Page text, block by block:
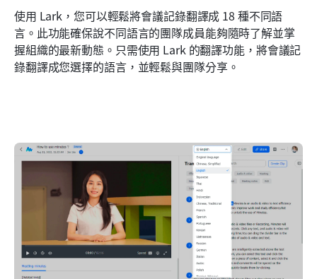
使用 Lark，您可以輕鬆將會議記錄翻譯成 18 種不同語
言。此功能確保說不同語言的團隊成員能夠隨時了解並掌
握組織的最新動態。只需使用 Lark 的翻譯功能，將會議記
錄翻譯成您選擇的語言，並輕鬆與團隊分享。